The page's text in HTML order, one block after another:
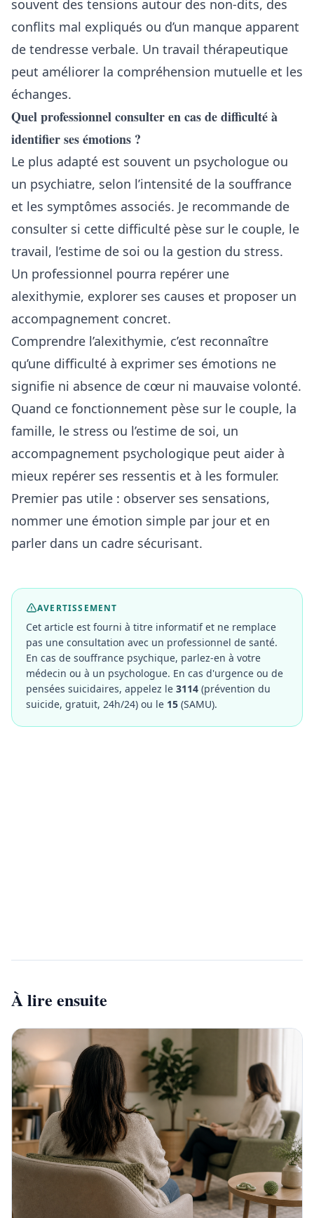
souvent des tensions autour des non-dits, des
conflits mal expliqués ou d’un manque apparent
de tendresse verbale. Un travail thérapeutique
peut améliorer la compréhension mutuelle et les
échanges.
Quel professionnel consulter en cas de difficulté à
identifier ses émotions ?
Le plus adapté est souvent un psychologue ou
un psychiatre, selon l’intensité de la souffrance
et les symptômes associés. Je recommande de
consulter si cette difficulté pèse sur le couple, le
travail, l’estime de soi ou la gestion du stress.
Un professionnel pourra repérer une
alexithymie, explorer ses causes et proposer un
accompagnement concret.
Comprendre l’alexithymie, c’est reconnaître
qu’une difficulté à exprimer ses émotions ne
signifie ni absence de cœur ni mauvaise volonté.
Quand ce fonctionnement pèse sur le couple, la
famille, le stress ou l’estime de soi, un
accompagnement psychologique peut aider à
mieux repérer ses ressentis et à les formuler.
Premier pas utile : observer ses sensations,
nommer une émotion simple par jour et en
parler dans un cadre sécurisant.
AVERTISSEMENT
Cet article est fourni à titre informatif et ne remplace
pas une consultation avec un professionnel de santé.
En cas de souffrance psychique, parlez-en à votre
médecin ou à un psychologue. En cas d'urgence ou de
pensées suicidaires, appelez le 3114 (prévention du
suicide, gratuit, 24h/24) ou le 15 (SAMU).
À lire ensuite